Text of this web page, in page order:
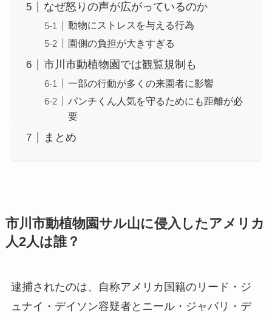
なぜ怒りの声が広がっているのか
動物にストレスを与える行為
園側の負担が大きすぎる
市川市動植物園では観覧規制も
一部の行動が多くの来園者に影響
パンチくん人気を守るためにも距離が必
要
まとめ
市川市動植物園サル山に侵入したアメリカ
人2人は誰？
逮捕されたのは、自称アメリカ国籍のリード・ジ
ュナイ・デイソン容疑者とニール・ジャバリ・デ